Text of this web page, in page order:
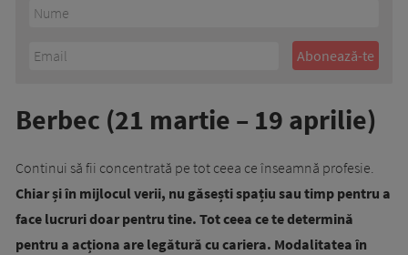
Berbec (21 martie – 19 aprilie)
Continui să fii concentrată pe tot ceea ce înseamnă profesie.
Chiar și în mijlocul verii, nu găsești spațiu sau timp pentru a
face lucruri doar pentru tine. Tot ceea ce te determină
pentru a acționa are legătură cu cariera. Modalitatea în